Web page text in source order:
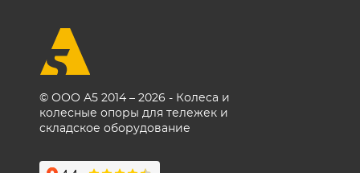
© ООО А5 2014 – 2026 - Колеса и
колесные опоры для тележек и
складское оборудование